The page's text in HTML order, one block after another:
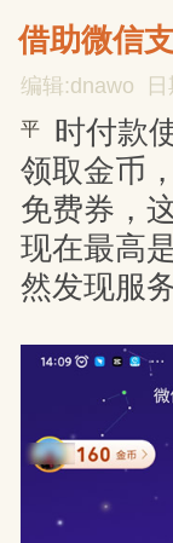
借助微信
编辑:dnawo 日
平
时付款
领取金币
免费券，
现在最高
然发现服